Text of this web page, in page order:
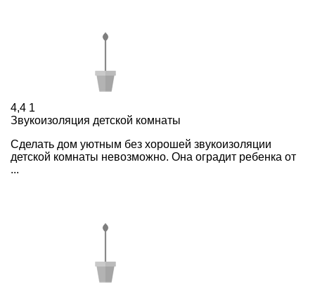
4,4 1
Звукоизоляция детской комнаты
Сделать дом уютным без хорошей звукоизоляции
детской комнаты невозможно. Она оградит ребенка от
...